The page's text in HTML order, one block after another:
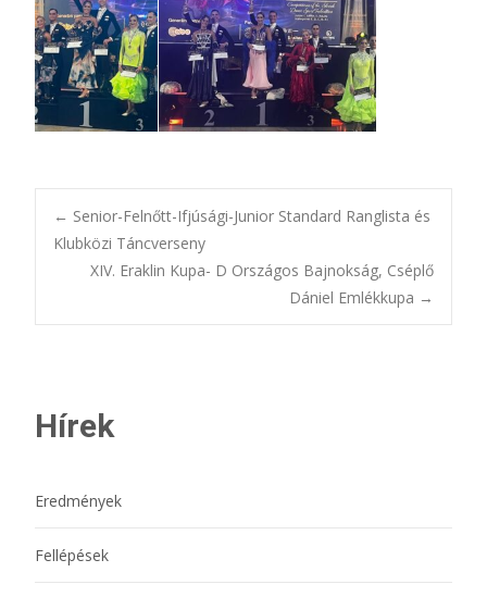
← Senior-Felnőtt-Ifjúsági-Junior Standard Ranglista és
Klubközi Táncverseny
XIV. Eraklin Kupa- D Országos Bajnokság, Cséplő
Dániel Emlékkupa →
Hírek
Eredmények
Fellépések